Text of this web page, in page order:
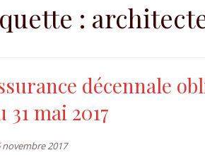
:
décennale
31 mai 2017
novembre 2017